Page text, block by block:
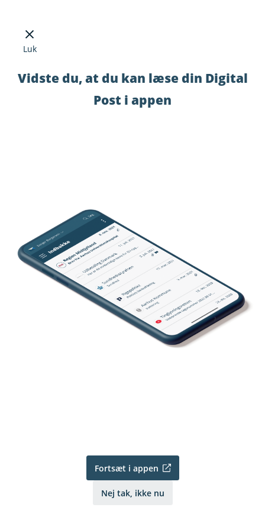
Luk
Vidste du, at du kan læse din Digital
Post i appen
Fortsæt i appen
Nej tak, ikke nu